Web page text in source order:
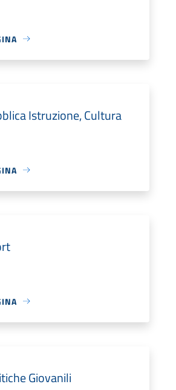
Istruzione, Cultura
Giovanili